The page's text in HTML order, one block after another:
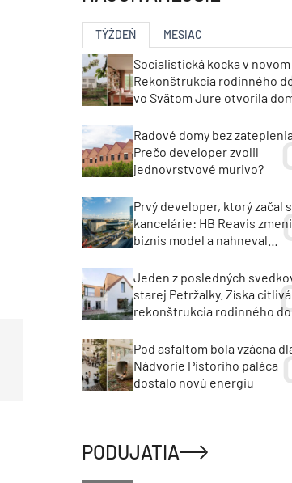
TÝŽDEŇ MESIAC
Socialistická kocka v novom
Rekonštrukcia rodinného
vo Svätom Jure otvorila
Radové domy bez
Prečo developer zvolil
jednovrstvové murivo?
Prvý developer, ktorý začal
kancelárie: HB Reavis
biznis model a nahneval
Jeden z posledných
starej Petržalky. Získa citlivá
rekonštrukcia rodinného
Pod asfaltom bola vzácna
Nádvorie Pistoriho paláca
dostalo novú energiu
PODUJATIA